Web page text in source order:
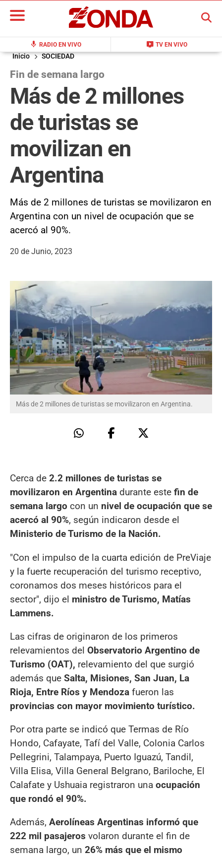
mic RADIO EN VIVO live_tv TV EN VIVO
BUSCAR
Inicio SOCIEDAD
Fin de semana largo
Más de 2 millones
de turistas se
movilizan en
Argentina
Más de 2 millones de turistas se movilizaron en
Argentina con un nivel de ocupación que se
acercó al 90%.
20 de Junio, 2023
Más de 2 millones de turistas se movilizaron en Argentina.
Cerca de 2.2 millones de turistas se
movilizaron en Argentina durante este fin de
semana largo con un nivel de ocupación que se
acercó al 90%, según indicaron desde el
Ministerio de Turismo de la Nación.
"Con el impulso de la cuarta edición de PreViaje
y la fuerte recuperación del turismo receptivo,
coronamos dos meses históricos para el
sector", dijo el ministro de Turismo, Matías
Lammens.
Las cifras de originaron de los primeros
relevamientos del Observatorio Argentino de
Turismo (OAT), relevamiento del que surgió
además que Salta, Misiones, San Juan, La
Rioja, Entre Ríos y Mendoza fueron las
provincias con mayor movimiento turístico.
Por otra parte se indicó que Termas de Río
Hondo, Cafayate, Tafí del Valle, Colonia Carlos
Pellegrini, Talampaya, Puerto Iguazú, Tandil,
Villa Elisa, Villa General Belgrano, Bariloche, El
Calafate y Ushuaia registraron una ocupación
que rondó el 90%.
Además, Aerolíneas Argentinas informó que
222 mil pasajeros volaron durante el fin de
semana largo, un 26% más que el mismo